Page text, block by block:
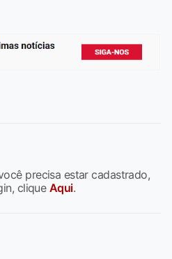
precisa estar cadastrado,
clique Aqui.